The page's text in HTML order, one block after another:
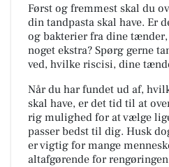
Først og fremmest skal du
din tandpasta skal have. Er
og bakterier fra dine
noget ekstra? Spørg gerne
ved, hvilke riscisi, dine
Når du har fundet ud af,
skal have, er det tid til at
rig mulighed for at vælge
passer bedst til dig. Husk
er vigtig for mange
altafgørende for